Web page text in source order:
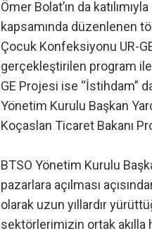
Ömer Bolat’ın da
kapsamında düzenlenen
Çocuk Konfeksiyonu UR-
gerçekleştirilen program ile
GE Projesi ise “İstihdam”
Yönetim Kurulu Başkan
Koçaslan Ticaret Bakanı
BTSO Yönetim Kurulu
pazarlara açılması
olarak uzun yıllardır
sektörlerimizin ortak akılla